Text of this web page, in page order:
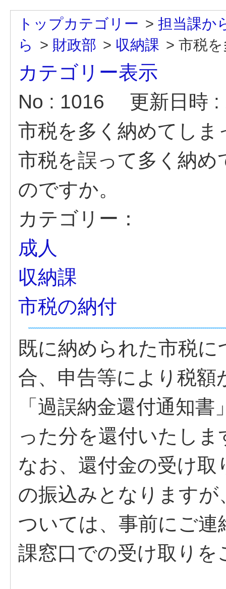
トップカテゴリー > 担当課か
ら > 財政部 > 収納課 > 市税
カテゴリー表示
No : 1016
更新日時
市税を多く納めてしま
市税を誤って多く納
のですか。
カテゴリー：
成人
収納課
市税の納付
既に納められた市税
合、申告等により税
「過誤納金還付通知
った分を還付いたしま
なお、還付金の受け
の振込みとなります
ついては、事前にご
課窓口での受け取り